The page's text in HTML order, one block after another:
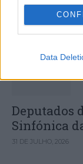
Data
Deputados
Sinfónica
31 DE JULHO, 2026